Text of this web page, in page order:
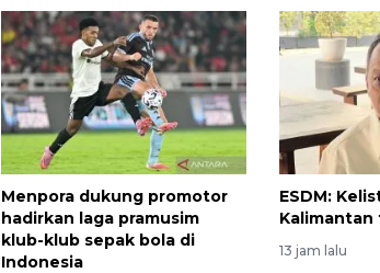
Menpora dukung promotor
hadirkan laga pramusim
klub-klub sepak bola di
Indonesia
ESDM:
Kalimantan
13 jam lalu
Komisi V DPR
perlintasan
Stasiun Bogor
12 Juni 2026 18:49